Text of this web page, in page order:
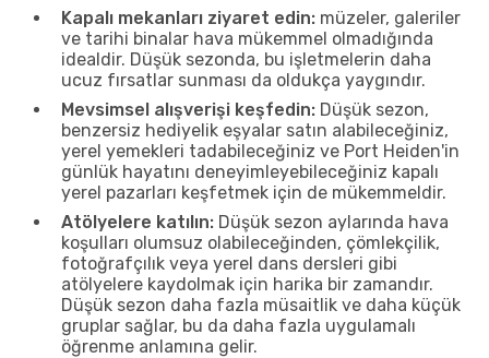
Kapalı mekanları ziyaret edin: müzeler, galeriler
ve tarihi binalar hava mükemmel olmadığında
idealdir. Düşük sezonda, bu işletmelerin daha
ucuz fırsatlar sunması da oldukça yaygındır.
Mevsimsel alışverişi keşfedin: Düşük sezon,
benzersiz hediyelik eşyalar satın alabileceğiniz,
yerel yemekleri tadabileceğiniz ve Port Heiden'in
günlük hayatını deneyimleyebileceğiniz kapalı
yerel pazarları keşfetmek için de mükemmeldir.
Atölyelere katılın: Düşük sezon aylarında hava
koşulları olumsuz olabileceğinden, çömlekçilik,
fotoğrafçılık veya yerel dans dersleri gibi
atölyelere kaydolmak için harika bir zamandır.
Düşük sezon daha fazla müsaitlik ve daha küçük
gruplar sağlar, bu da daha fazla uygulamalı
öğrenme anlamına gelir.